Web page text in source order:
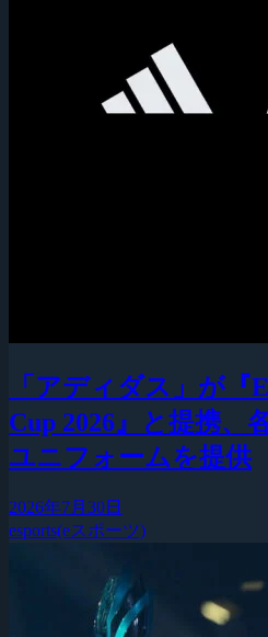
「アディダス」が『
Cup 2026』と提携、
ユニフォームを提供
2026年7月30日
esports(eスポーツ)